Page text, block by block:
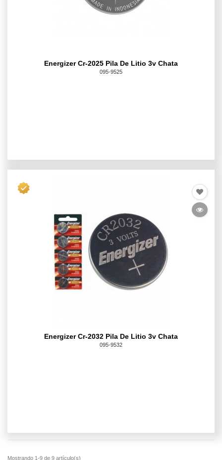
Energizer Cr-2025 Pila De Litio 3v Chata
095-9525
Energizer Cr-2032 Pila De Litio 3v Chata
095-9532